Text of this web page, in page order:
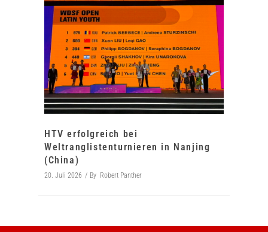
HTV erfolgreich bei
Weltranglistenturnieren in Nanjing
(China)
20. Juli 2026 By Robert Panther